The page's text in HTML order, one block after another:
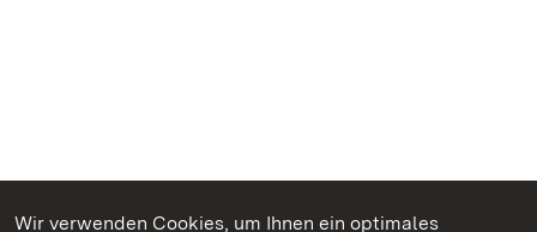
Wir verwenden Cookies, um Ihnen ein optimales